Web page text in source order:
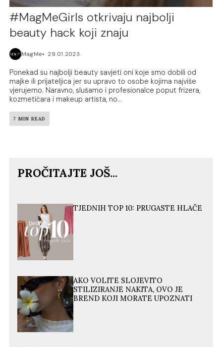
#MagMeGirls otkrivaju najbolji
beauty hack koji znaju
MagMe 29.01.2023.
Ponekad su najbolji beauty savjeti oni koje smo dobili od
majke ili prijateljica jer su upravo to osobe kojima najviše
vjerujemo. Naravno, slušamo i profesionalce poput frizera,
kozmetičara i makeup artista, no...
7 MIN READ
PROČITAJTE JOŠ...
TJEDNIH TOP 10: PRUGASTE HLAČE
AKO VOLITE SLOJEVITO
STILIZIRANJE NAKITA, OVO JE
BREND KOJI MORATE UPOZNATI